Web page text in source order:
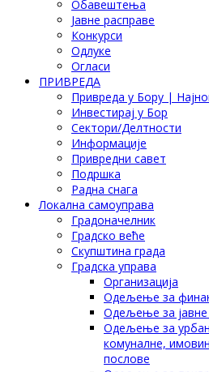
Обавештења
Јавне расправе
Конкурси
Одлуке
Огласи
ПРИВРЕДА
Привреда у Бору |
Инвестирај у Бор
Сектори/Делтности
Информације
Привредни савет
Подршка
Радна снага
Локална самоуправа
Градоначелник
Градско веће
Скупштина града
Градска управа
Организација
Одељење за
Одељење за јавне
Одељење за
комуналне,
послове